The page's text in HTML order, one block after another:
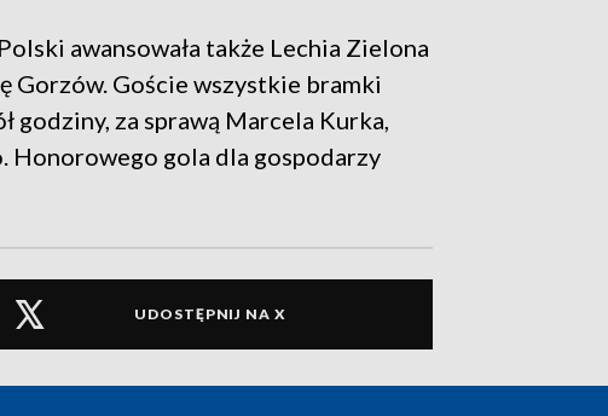
awansowała także Lechia Zielona
Gorzów. Goście wszystkie bramki
godziny, za sprawą Marcela Kurka,
Honorowego gola dla gospodarzy
UDOSTĘPNIJ NA X